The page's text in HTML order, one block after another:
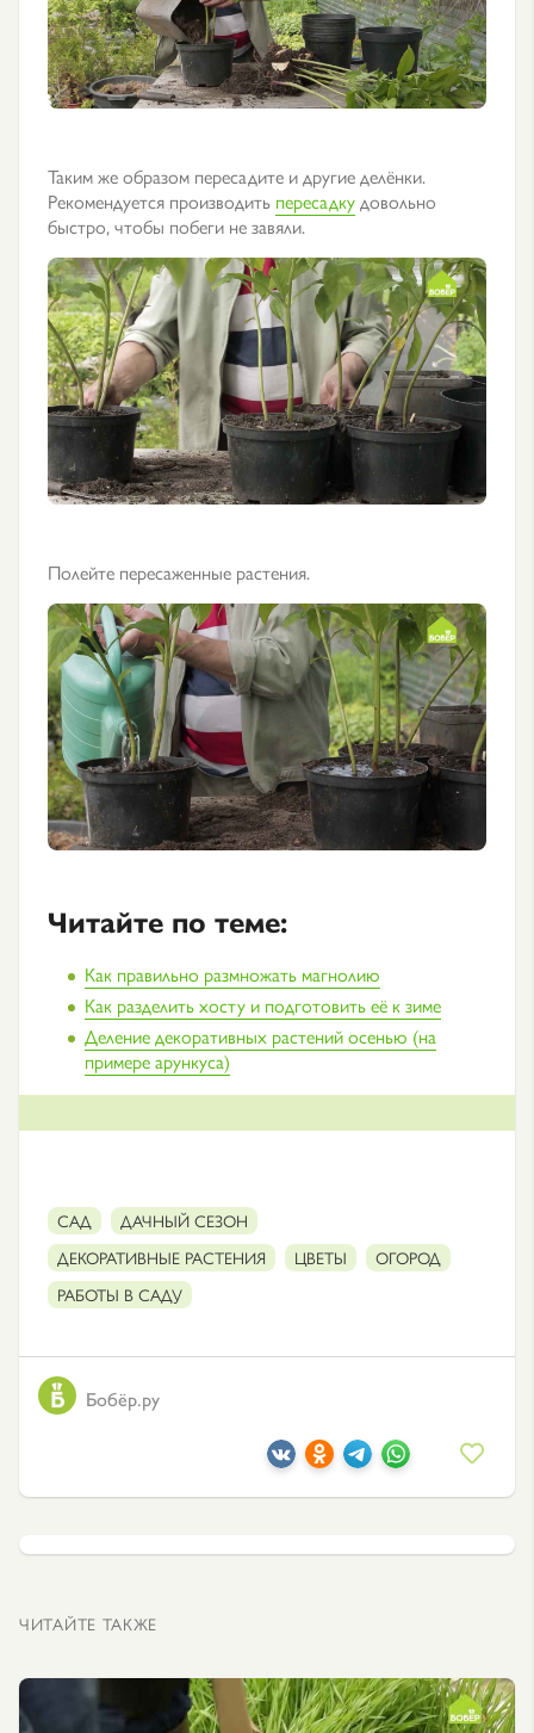
Таким же образом пересадите и другие делёнки.
Рекомендуется производить пересадкудовольно
быстро, чтобы побеги не завяли.
Полейте пересаженные растения.
Читайте по теме:
Как правильно размножать магнолию
Как разделить хосту и подготовить её к зиме
Деление декоративных растений осенью (на
примере арункуса)
САД
ДАЧНЫЙ СЕЗОН
ДЕКОРАТИВНЫЕ РАСТЕНИЯ
ЦВЕТЫ
ОГОРОД
РАБОТЫ В САДУ
Бобёр.ру
ЧИТАЙТЕ ТАКЖЕ